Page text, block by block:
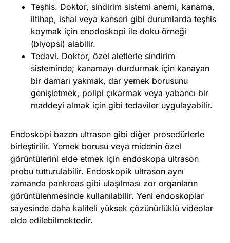
Teşhis. Doktor, sindirim sistemi anemi, kanama,
iltihap, ishal veya kanseri gibi durumlarda teşhis
koymak için enodoskopi ile doku örneği
(biyopsi) alabilir.
Tedavi. Doktor, özel aletlerle sindirim
sisteminde; kanamayı durdurmak için kanayan
bir damarı yakmak, dar yemek borusunu
genişletmek, polipi çıkarmak veya yabancı bir
maddeyi almak için gibi tedaviler uygulayabilir.
Endoskopi bazen ultrason gibi diğer prosedürlerle
birleştirilir. Yemek borusu veya midenin özel
görüntülerini elde etmek için endoskopa ultrason
probu tutturulabilir. Endoskopik ultrason aynı
zamanda pankreas gibi ulaşılması zor organların
görüntülenmesinde kullanılabilir. Yeni endoskoplar
sayesinde daha kaliteli yüksek çözünürlüklü videolar
elde edilebilmektedir.